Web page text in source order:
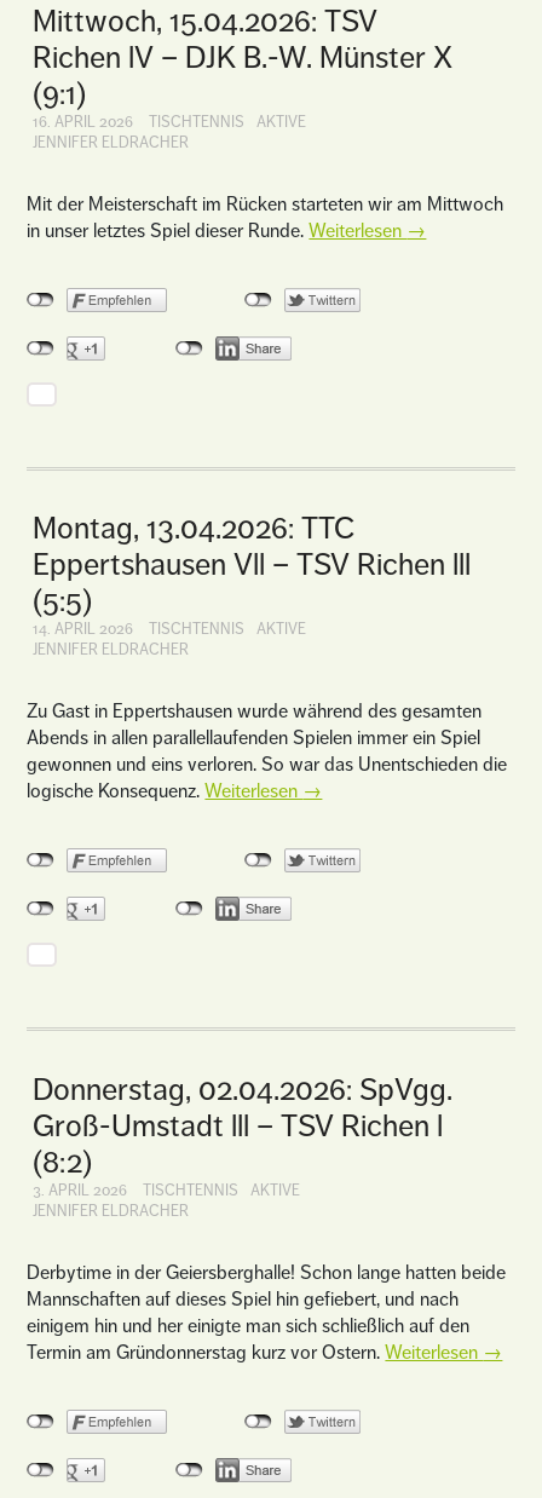
Mittwoch, 15.04.2026: TSV
Richen lV – DJK B.-W. Münster X
(9:1)
16. APRIL 2026 TISCHTENNIS
AKTIVE
JENNIFER ELDRACHER
Mit der Meisterschaft im Rücken starteten wir am Mittwoch
in unser letztes Spiel dieser Runde.Weiterlesen →
Montag, 13.04.2026: TTC
Eppertshausen Vll – TSV Richen lll
(5:5)
14. APRIL 2026 TISCHTENNIS
AKTIVE
JENNIFER ELDRACHER
Zu Gast in Eppertshausen wurde während des gesamten
Abends in allen parallellaufenden Spielen immer ein Spiel
gewonnen und eins verloren. So war das Unentschieden die
logische Konsequenz.Weiterlesen →
Donnerstag, 02.04.2026: SpVgg.
Groß-Umstadt lll – TSV Richen l
(8:2)
3. APRIL 2026 TISCHTENNIS
AKTIVE
JENNIFER ELDRACHER
Derbytime in der Geiersberghalle! Schon lange hatten beide
Mannschaften auf dieses Spiel hin gefiebert, und nach
einigem hin und her einigte man sich schließlich auf den
Termin am Gründonnerstag kurz vor Ostern.Weiterlesen →